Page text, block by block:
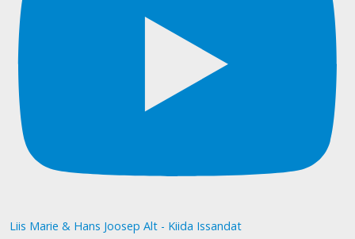
Liis Marie & Hans Joosep Alt - Kiida Issandat